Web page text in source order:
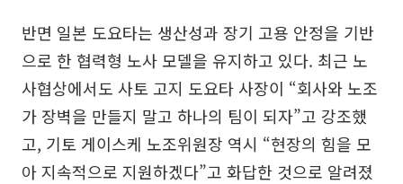
반면 일본 도요타는 생산성과 장기 고용 안정을 기반
으로 한 협력형 노사 모델을 유지하고 있다. 최근 노
사협상에서도 사토 고지 도요타 사장이 “회사와 노조
가 장벽을 만들지 말고 하나의 팀이 되자”고 강조했
고, 기토 게이스케 노조위원장 역시 “현장의 힘을 모
아 지속적으로 지원하겠다”고 화답한 것으로 알려졌